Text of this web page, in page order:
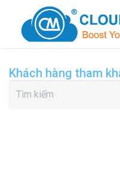
Khách hàng tham